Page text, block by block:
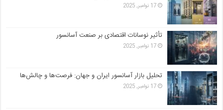
17 نوامبر, 2025
تأثیر نوسانات اقتصادی بر صنعت آسانسور
17 نوامبر, 2025
تحلیل بازار آسانسور ایران و جهان: فرصت‌ها و چالش‌ها
17 نوامبر, 2025